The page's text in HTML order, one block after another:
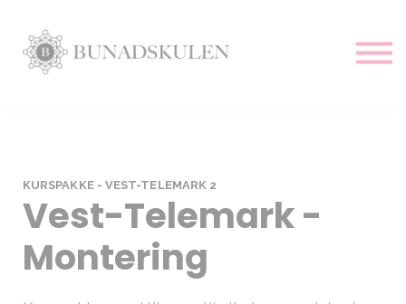
Mønster
KURSPAKKE - VEST-TELEMARK 2
Vest-Telemark -
Montering